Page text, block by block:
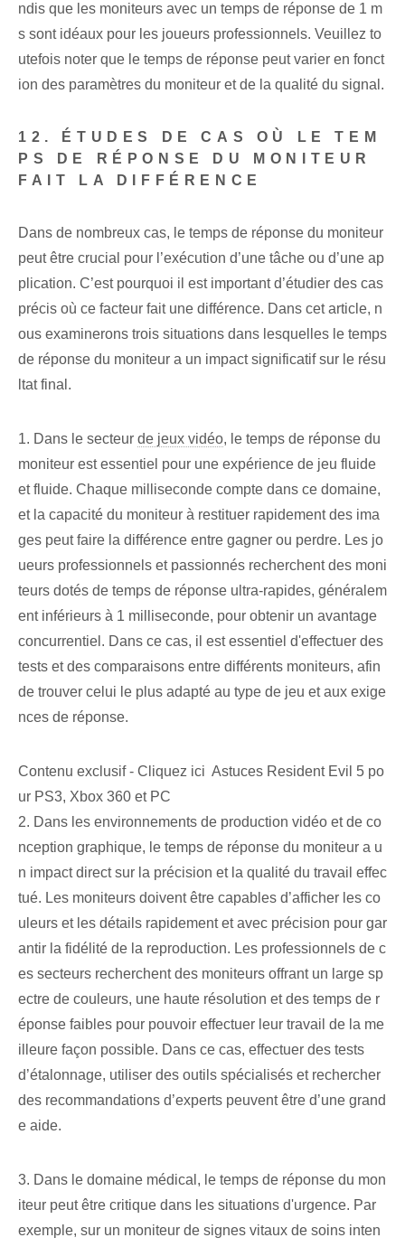
ndis que les moniteurs avec un temps de réponse de 1 m
s sont idéaux pour les joueurs professionnels. Veuillez to
utefois noter que le temps de réponse peut varier en fonct
ion des paramètres du moniteur et de la qualité du signal.
12. ÉTUDES DE CAS OÙ LE TEM
PS DE RÉPONSE DU MONITEUR
FAIT LA DIFFÉRENCE
Dans de nombreux cas, le temps de réponse du moniteur
peut être crucial pour l’exécution d’une tâche ou d’une ap
plication. C’est pourquoi il est important d’étudier des cas
précis où ce facteur fait une différence. Dans cet article, n
ous examinerons trois situations dans lesquelles le temps
de réponse du moniteur a un impact significatif sur le résu
ltat final.
1. Dans le secteur de jeux vidéo, le temps de réponse du
moniteur est essentiel pour une expérience de jeu fluide
et fluide. Chaque milliseconde compte dans ce domaine,
et la capacité du moniteur à restituer rapidement des ima
ges peut faire la différence entre gagner ou perdre. Les jo
ueurs professionnels et passionnés recherchent des moni
teurs dotés de temps de réponse ultra-rapides, généralem
ent inférieurs à 1 milliseconde, pour obtenir un avantage
concurrentiel. Dans ce cas, il est essentiel d'effectuer des
tests et des comparaisons entre différents moniteurs, afin
de trouver celui le plus adapté au type de jeu et aux exige
nces de réponse.
Contenu exclusif - Cliquez ici Astuces Resident Evil 5 po
ur PS3, Xbox 360 et PC
2. Dans les environnements de production vidéo et de co
nception graphique, le temps de réponse du moniteur a u
n impact direct sur la précision et la qualité du travail effec
tué. Les moniteurs doivent être capables d’afficher les co
uleurs et les détails rapidement et avec précision pour gar
antir la fidélité de la reproduction. Les professionnels de c
es secteurs recherchent des moniteurs offrant un large sp
ectre de couleurs, une haute résolution et des temps de r
éponse faibles pour pouvoir effectuer leur travail de la me
illeure façon possible. Dans ce cas, effectuer des tests
d’étalonnage, utiliser des outils spécialisés et rechercher
des recommandations d’experts peuvent être d’une grand
e aide.
3. Dans le domaine médical, le temps de réponse du mon
iteur peut être critique dans les situations d'urgence. Par
exemple, sur un moniteur de signes vitaux de soins inten